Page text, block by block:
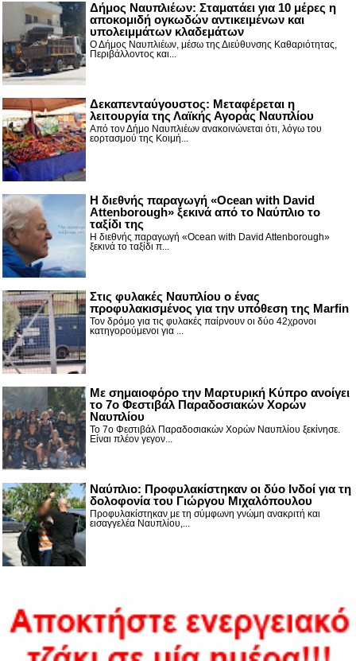
Δήμος Ναυπλιέων: Σταματάει για 10 μέρες η
αποκομιδή ογκωδών αντικειμένων και
υπολειμμάτων κλαδεμάτων
Ο Δήμος Ναυπλιέων, μέσω της Διεύθυνσης Καθαριότητας,
Περιβάλλοντος και...
Δεκαπενταύγουστος: Μεταφέρεται η
λειτουργία της Λαϊκής Αγοράς Ναυπλίου
Από τον Δήμο Ναυπλιέων ανακοινώνεται ότι, λόγω του
εορτασμού της Κοιμή...
Η διεθνής παραγωγή «Ocean with David
Attenborough» ξεκινά από το Ναύπλιο το
ταξίδι της
Η διεθνής παραγωγή «Ocean with David Attenborough»
ξεκινά το ταξίδι π...
Στις φυλακές Ναυπλίου ο ένας
προφυλακισμένος για την υπόθεση της Marfin
Τον δρόμο για τις φυλακές παίρνουν οι δύο 42χρονοι
κατηγορούμενοι για ...
Με σημαιοφόρο την Μαρτυρική Κύπρο ανοίγει
το 7ο Φεστιβάλ Παραδοσιακών Χορών
Ναυπλίου
Το 7ο Φεστιβάλ Παραδοσιακών Χορών Ναυπλίου ξεκίνησε.
Είναι πλέον γεγον...
Ναύπλιο: Προφυλακίστηκαν οι δύο Ινδοί για τη
δολοφονία του Γιώργου Μιχαλόπουλου
Προφυλακίστηκαν με τη σύμφωνη γνώμη ανακριτή και
εισαγγελέα Ναυπλίου,...